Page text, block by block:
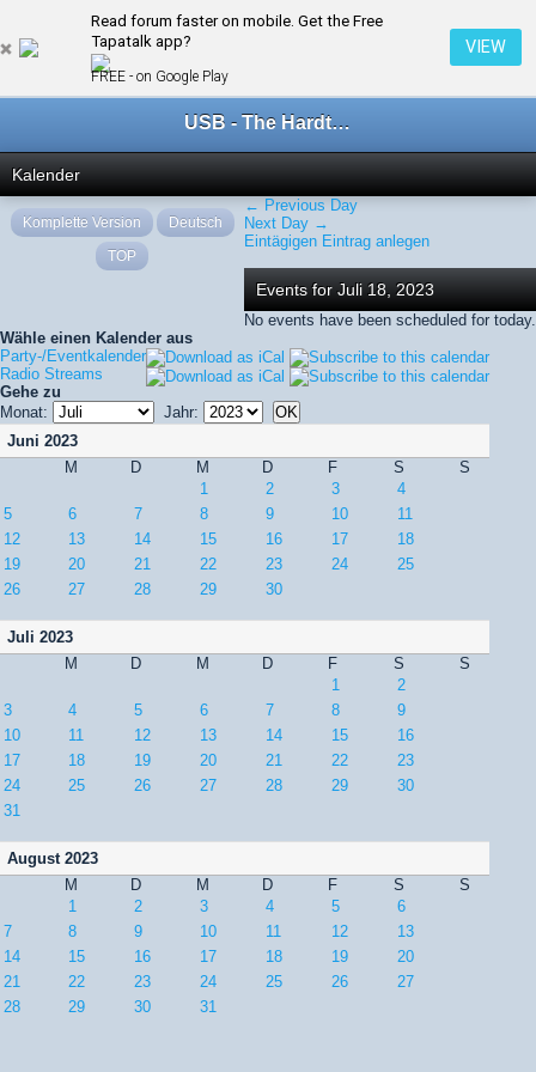
Read forum faster on mobile. Get the Free
Tapatalk app?
FREE - on Google Play
VIEW
USB - The Hardtechno Family
Kalender
← Previous Day
Next Day →
Eintägigen Eintrag anlegen
Events for Juli 18, 2023
No events have been scheduled for today.
Wähle einen Kalender aus
Party-/Eventkalender
Radio Streams
Gehe zu
Monat:
Jahr:
Juni 2023
M
D M D F S
S
1
2 3
4
5
6 7 8 9 10
11
12
13 14 15 16 17
18
19
20 21 22 23 24
25
26
27 28 29 30
Juli 2023
M
D M D F S
S
1
2
3
4 5 6 7 8
9
10
11 12 13 14 15
16
17
18 19 20 21 22
23
24
25 26 27 28 29
30
31
August 2023
M
D M D F S
S
1
2 3 4 5
6
7
8 9 10 11 12
13
14
15 16 17 18 19
20
21
22 23 24 25 26
27
28
29 30 31
Komplette Version
Deutsch
TOP